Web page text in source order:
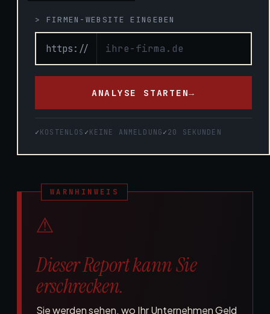
> FIRMEN-WEBSITE EINGEBEN
https://
ANALYSE STARTEN
KOSTENLOS KEINE ANMELDUNG 20 SEKUNDEN
⚠
Dieser Report kann Sie
erschrecken.
Sie werden sehen, wo Ihr Unternehmen Geld